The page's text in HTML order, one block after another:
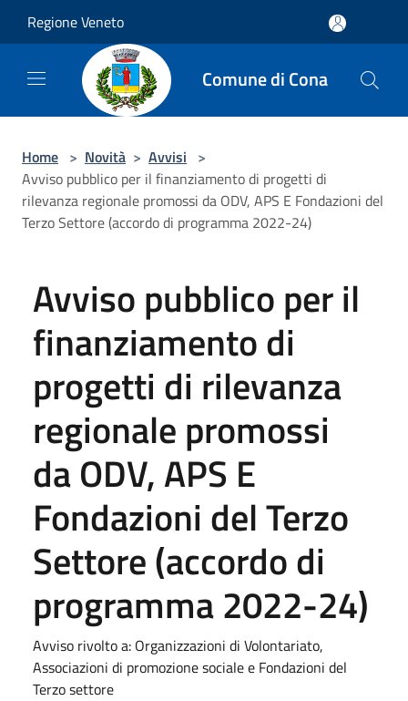
Regione Veneto
Comune di Cona
Home > Novità > Avvisi >
Avviso pubblico per il finanziamento di progetti di
rilevanza regionale promossi da ODV, APS E Fondazioni del
Terzo Settore (accordo di programma 2022-24)
Avviso pubblico per il
finanziamento di
progetti di rilevanza
regionale promossi
da ODV, APS E
Fondazioni del Terzo
Settore (accordo di
programma 2022-24)
Avviso rivolto a: Organizzazioni di Volontariato,
Associazioni di promozione sociale e Fondazioni del
Terzo settore